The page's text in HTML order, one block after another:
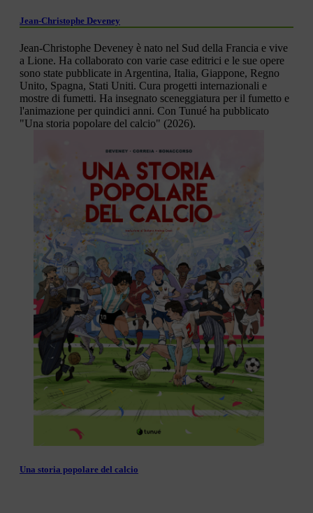
Jean-Christophe Deveney
Jean-Christophe Deveney è nato nel Sud della Francia e vive
a Lione. Ha collaborato con varie case editrici e le sue opere
sono state pubblicate in Argentina, Italia, Giappone, Regno
Unito, Spagna, Stati Uniti. Cura progetti internazionali e
mostre di fumetti. Ha insegnato sceneggiatura per il fumetto e
l'animazione per quindici anni. Con Tunué ha pubblicato
"Una storia popolare del calcio" (2026).
Una storia popolare del calcio